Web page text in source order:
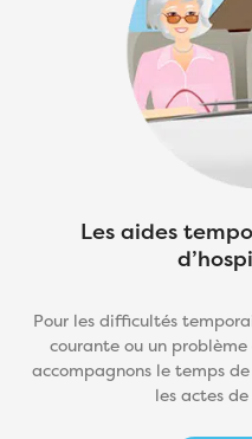
Les aides
Pour les difficultés
courante ou un problème
accompagnons le temps
les actes